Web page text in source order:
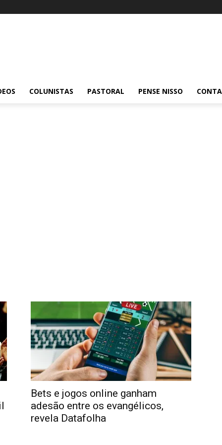
COLUNISTAS PASTORAL PENSE NISSO
Bets e jogos online ganham
adesão entre os evangélicos,
revela Datafolha